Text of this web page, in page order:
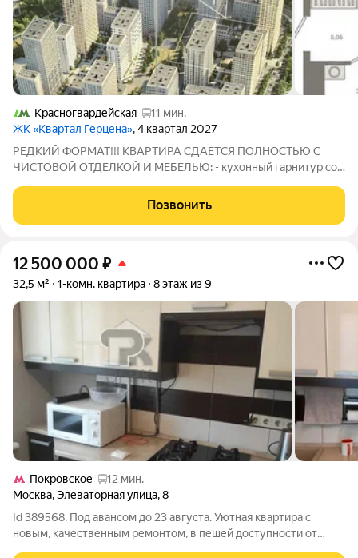
Красногвардейская
11 мин.
ЖК «Квартал Герцена», 4 квартал 2027
РЕДКИЙ ФОРМАТ!!! КВАРТИРА СДАЕТСЯ ПОЛНОСТЬЮ С
ЧИСТОВОЙ ОТДЕЛКОЙ И МЕБЕЛЬЮ: - кухонный гарнитур со
духовой шкаф, посудомоечная машина, вытяжка, мойка со
смесителем. - кондиционер ВИДОВАЯ
Позвонить
12 500 000 ₽
32,5 м² 1-комн. квартира 8 этаж из 9
Покровское
12 мин.
Москва,Элеваторная улица,8
Id 389568. Под авансом до 23 августа. Уютная квартира с
новым, качественным ремонтом, в пешей доступности от